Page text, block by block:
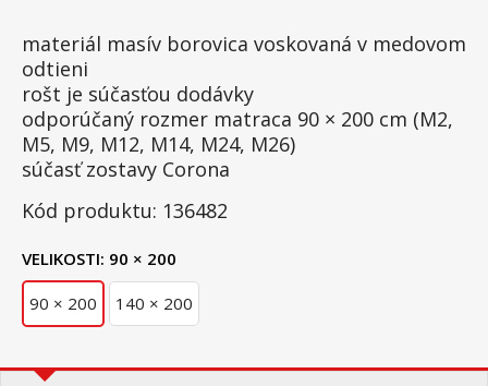
materiál masív borovica voskovaná v medovom
odtieni
rošt je súčasťou dodávky
odporúčaný rozmer matraca 90 × 200 cm (M2,
M5, M9, M12, M14, M24, M26)
súčasť zostavy Corona
Kód produktu: 136482
VELIKOSTI: 90 × 200
90 × 200 140 × 200